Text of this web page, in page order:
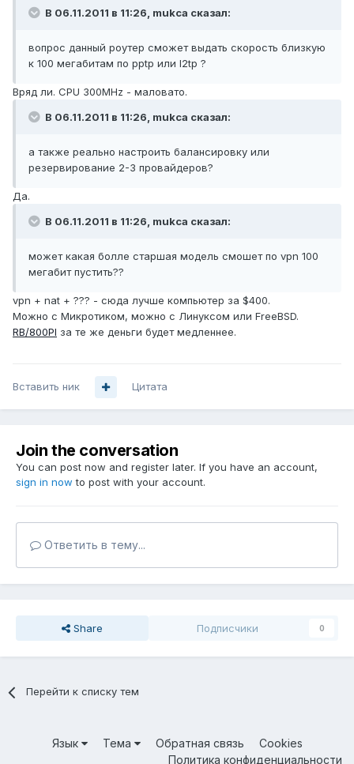
В 06.11.2011 в 11:26, mukca сказал:
вопрос данный роутер сможет выдать скорость близкую
к 100 мегабитам по pptp или l2tp ?
Вряд ли. CPU 300MHz - маловато.
В 06.11.2011 в 11:26, mukca сказал:
а также реально настроить балансировку или
резервирование 2-3 провайдеров?
Да.
В 06.11.2011 в 11:26, mukca сказал:
может какая болле старшая модель смошет по vpn 100
мегабит пустить??
vpn + nat + ??? - сюда лучше компьютер за $400.
Можно с Микротиком, можно с Линуксом или FreeBSD.
RB/800PI за те же деньги будет медленнее.
Вставить ник Цитата
Join the conversation
You can post now and register later. If you have an account,
sign in now to post with your account.
Ответить в тему...
Share Подписчики 0
Перейти к списку тем
Язык Тема Обратная связь
Cookies
Политика конфиденциальности